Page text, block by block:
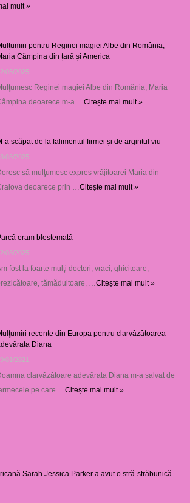
mult »
pentru Reginei magiei Albe din România,
Câmpina din țară și America
05/2025
Reginei magiei Albe din România, Maria
deoarece m-a … Citește mai mult »
a scăpat de la falimentul firmei și de argintul viu
03/2025
să mulţumesc expres vrăjitoarei Maria din
deoarece prin … Citește mai mult »
eram blestemată
03/2025
fost la foarte mulţi doctori, vraci, ghicitoare,
tămăduitoare, … Citește mai mult »
recente din Europa pentru clarvăzătoarea
Diana
01/2021
clarvăzătoare adevărata Diana m-a salvat de
pe care … Citește mai mult »
Sarah Jessica Parker a avut o stră-străbunică